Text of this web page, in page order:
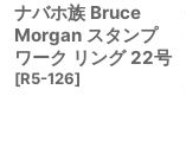
ナバホ族 Bruce
Morgan スタンプ
ワーク リング 22号
[R5-126]